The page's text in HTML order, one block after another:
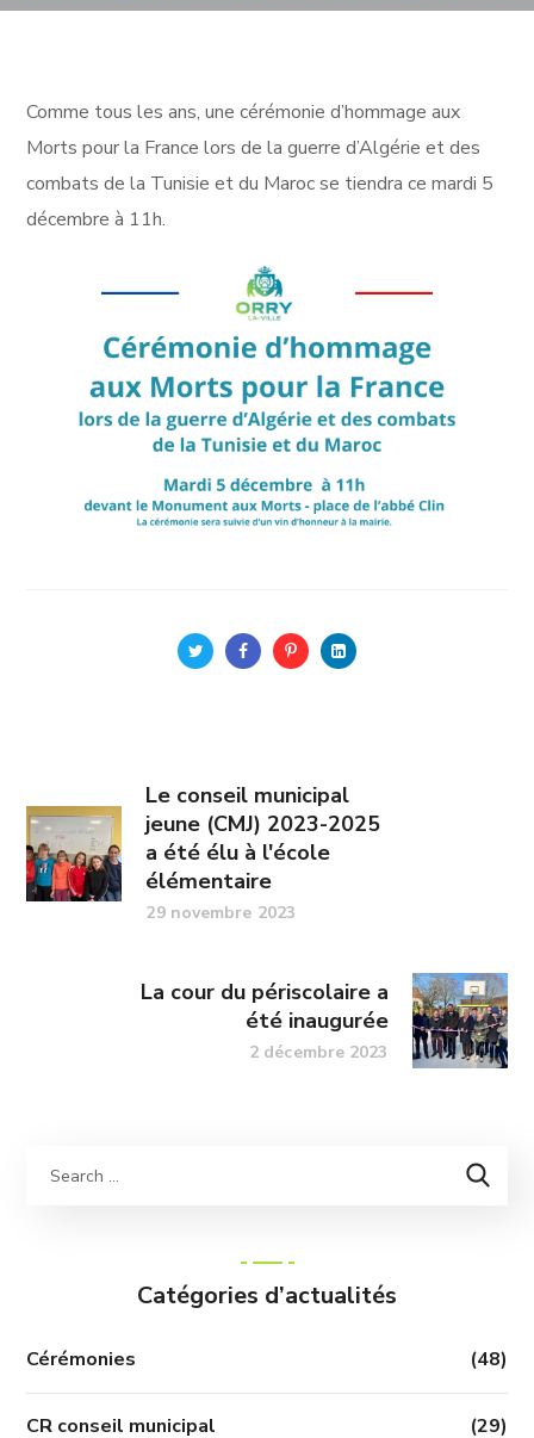
Comme tous les ans, une cérémonie d’hommage aux
Morts pour la France lors de la guerre d’Algérie et des
combats de la Tunisie et du Maroc se tiendra ce mardi 5
décembre à 11h.
Le conseil municipal
jeune (CMJ) 2023-2025
a été élu à l'école
élémentaire
29 novembre 2023
La cour du périscolaire a
été inaugurée
2 décembre 2023
Catégories d’actualités
Cérémonies (48)
CR conseil municipal (29)